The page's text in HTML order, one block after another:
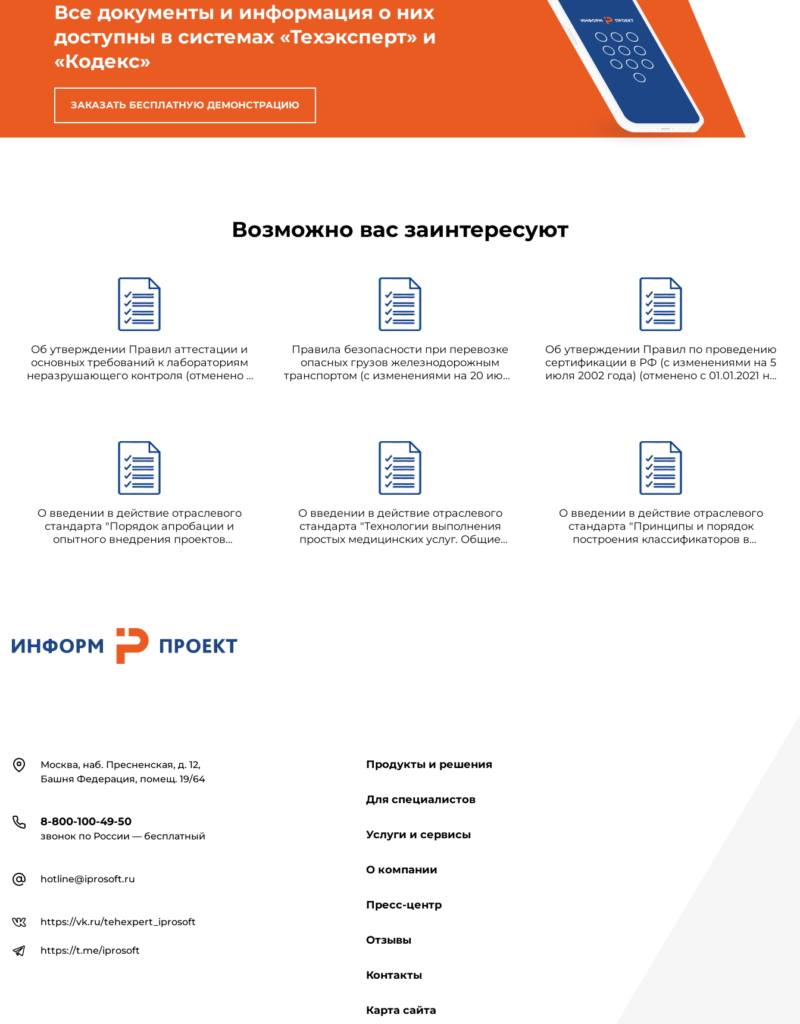
Все документы и информация о них
доступны в системах «Техэксперт» и
«Кодекс»
ЗАКАЗАТЬ БЕСПЛАТНУЮ ДЕМОНСТРАЦИЮ
Возможно вас заинтересуют
Об утверждении Правил аттестации и
основных требований к лабораториям
неразрушающего контроля (отменено с
Правила безопасности при перевозке
опасных грузов железнодорожным
транспортом (с изменениями на 20 июня
Об утверждении Правил по проведению
сертификации в РФ (с изменениями на 5
июля 2002 года) (отменено с 01.01.2021 на
О введении в действие отраслевого
стандарта "Порядок апробации и
опытного внедрения проектов
О введении в действие отраслевого
стандарта "Технологии выполнения
простых медицинских услуг. Общие
О введении в действие отраслевого
стандарта "Принципы и порядок
построения классификаторов в
КонтактыМосква, наб. Пресненская, д. 12,
Башня Федерация, помещ. 19/64
8-800-100-49-50
звонок по России — бесплатный
hotline@iprosoft.ru
https://vk.ru/tehexpert_iprosoft
https://t.me/iprosoft
Продукты и решения
Для специалистов
Услуги и сервисы
О компании
Пресс-центр
Отзывы
Контакты
Карта сайта